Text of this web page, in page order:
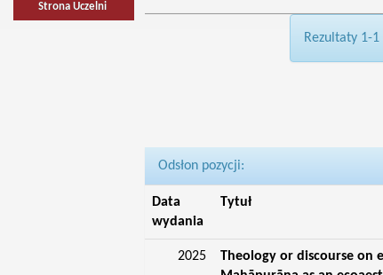
Strona Uczelni
Rezultaty 1-1
Odsłon pozycji:
Data
wydania
Tytuł
2025
Theology or discourse on